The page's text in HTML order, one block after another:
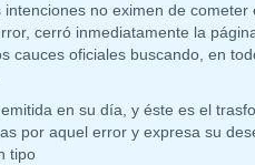
no eximen de
cerró inmediatamente la
cauces oficiales buscando, en
en su día, y éste es el
por aquel error y expresa su
tipo